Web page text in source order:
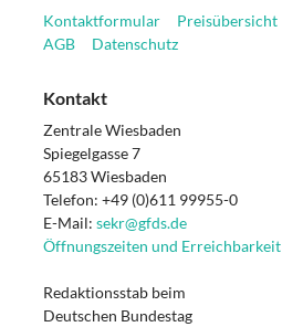
Kontaktformular Preisübersicht
AGB
Datenschutz
Kontakt
Zentrale Wiesbaden
Spiegelgasse 7
65183 Wiesbaden
Telefon: +49 (0)611 99955-0
E-Mail: sekr@gfds.de
Öffnungszeiten und Erreichbarkeit
Redaktionsstab beim
Deutschen Bundestag